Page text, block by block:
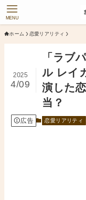
MENU
ホーム 恋愛リアリティ
「ラブ
ル レイ
演した
当？
2025
4/09
広告 恋愛リアリティ